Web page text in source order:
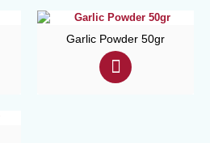
Garlic Powder 50gr